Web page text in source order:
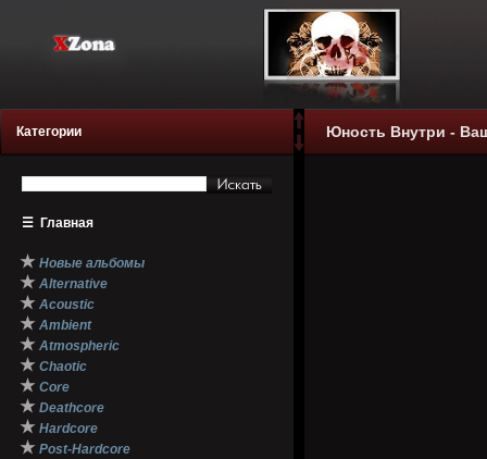
Категории
☰ Главная
★ Новые альбомы
★ Alternative
★ Acoustic
★ Ambient
★ Atmospheric
★ Chaotic
★ Core
★ Deathcore
★ Hardcore
★ Post-Hardcore
Юность Внутри -